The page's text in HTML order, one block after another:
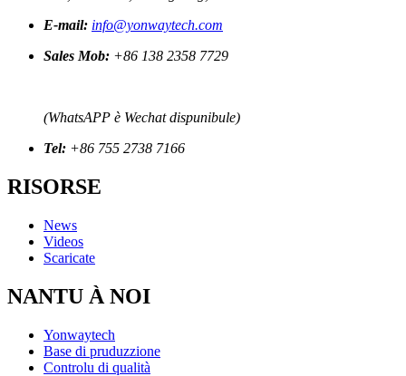
E-mail: info@yonwaytech.com
Sales Mob: +86 138 2358 7729
(WhatsAPP è Wechat dispunibule)
Tel: +86 755 2738 7166
RISORSE
News
Videos
Scaricate
NANTU À NOI
Yonwaytech
Base di pruduzzione
Controlu di qualità